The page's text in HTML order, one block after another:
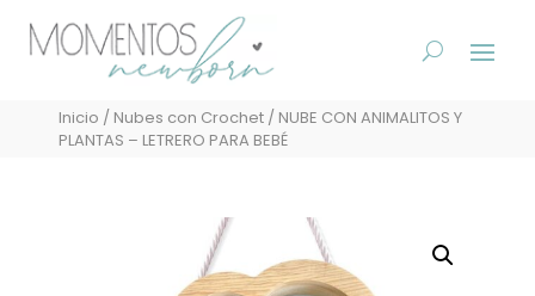
Inicio / Nubes con Crochet/ NUBE CON ANIMALITOS Y
PLANTAS – LETRERO PARA BEBÉ